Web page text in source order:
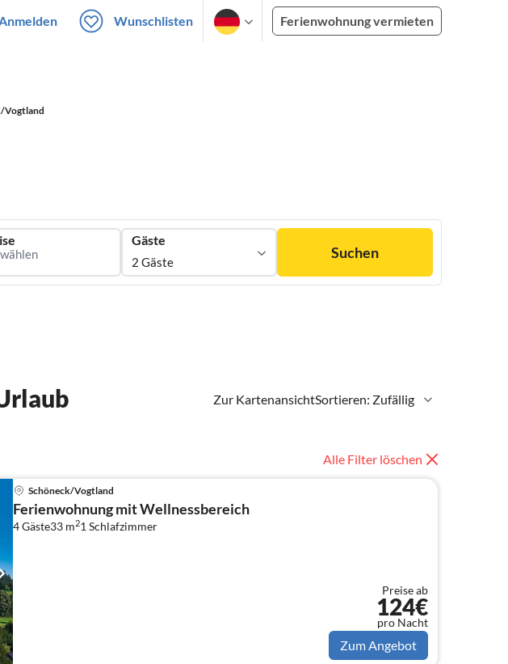
Wunschlisten Ferienwohnung vermieten
Vogtland
Gäste
2 Gäste
Suchen
Zur KartenansichtSortieren: Zufällig
Alle Filter löschen
Schöneck/Vogtland
Ferienwohnung mit Wellnessbereich
4 Gäste33 m21 Schlafzimmer
Preise ab
124€
pro Nacht
Zum Angebot